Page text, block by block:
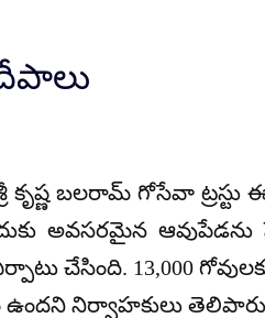
కృష్ణ బలరామ్ గోసేవా
అవసరమైన ఆవుపేడను
చేసింది. 13,000
ఉందని నిర్వాహకులు